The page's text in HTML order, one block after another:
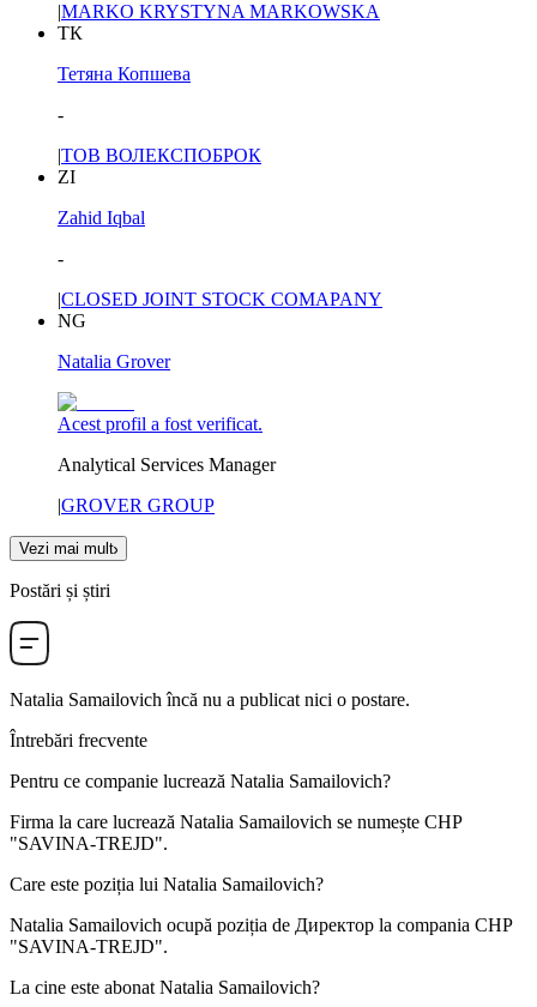
|MARKO KRYSTYNA MARKOWSKA
ТК
Тетяна Копшева
-
|ТОВ ВОЛЕКСПОБРОК
ZI
Zahid Iqbal
-
|CLOSED JOINT STOCK COMAPANY
NG
Natalia Grover
Acest profil a fost verificat.
Analytical Services Manager
|GROVER GROUP
Vezi mai mult
Postări și știri
Natalia Samailovich încă nu a publicat nici o postare.
Întrebări frecvente
Pentru ce companie lucrează Natalia Samailovich?
Firma la care lucrează Natalia Samailovich se numește CHP
"SAVINA-TREJD".
Care este poziția lui Natalia Samailovich?
Natalia Samailovich ocupă poziția de Директор la compania CHP
"SAVINA-TREJD".
La cine este abonat Natalia Samailovich?